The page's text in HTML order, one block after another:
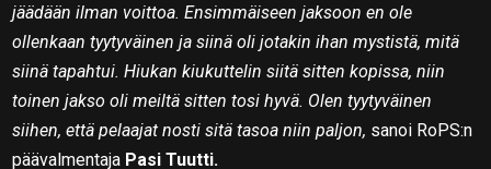
jäädään ilman voittoa. Ensimmäiseen jaksoon en ole
ollenkaan tyytyväinen ja siinä oli jotakin ihan mystistä, mitä
siinä tapahtui. Hiukan kiukuttelin siitä sitten kopissa, niin
toinen jakso oli meiltä sitten tosi hyvä. Olen tyytyväinen
siihen, että pelaajat nosti sitä tasoa niin paljon, sanoi RoPS:n
päävalmentaja Pasi Tuutti.